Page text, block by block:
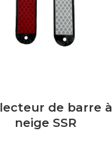
de barre à
neige SSR